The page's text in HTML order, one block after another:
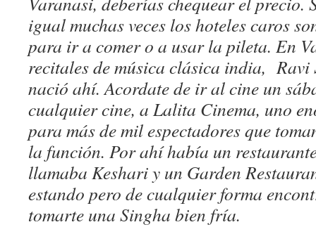
igual muchas veces los hoteles caros
para ir a comer o a usar la pileta. En
recitales de música clásica india, Ravi
nació ahí. Acordate de ir al cine un
cualquier cine, a Lalita Cinema, uno
para más de mil espectadores que
la función. Por ahí había un
llamaba Keshari y un Garden
estando pero de cualquier forma
tomarte una Singha bien fría.